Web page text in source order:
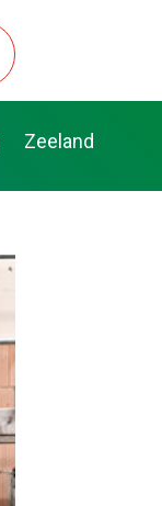
Zeeland